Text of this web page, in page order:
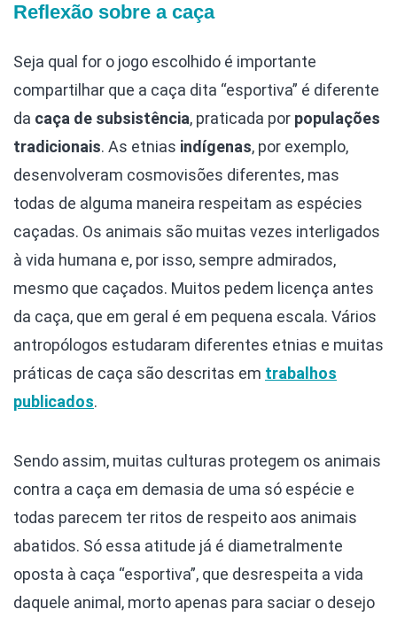
Reflexão sobre a caça
Seja qual for o jogo escolhido é importante
compartilhar que a caça dita “esportiva” é diferente
da caça de subsistência, praticada por populações
tradicionais. As etnias indígenas, por exemplo,
desenvolveram cosmovisões diferentes, mas
todas de alguma maneira respeitam as espécies
caçadas. Os animais são muitas vezes interligados
à vida humana e, por isso, sempre admirados,
mesmo que caçados. Muitos pedem licença antes
da caça, que em geral é em pequena escala. Vários
antropólogos estudaram diferentes etnias e muitas
práticas de caça são descritas em trabalhos
publicados.
Sendo assim, muitas culturas protegem os animais
contra a caça em demasia de uma só espécie e
todas parecem ter ritos de respeito aos animais
abatidos. Só essa atitude já é diametralmente
oposta à caça “esportiva”, que desrespeita a vida
daquele animal, morto apenas para saciar o desejo